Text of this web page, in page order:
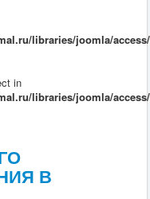
libraries/joomla/
in
libraries/joomla/
В